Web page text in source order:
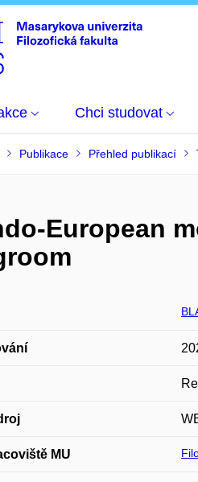
Chci studovat
Publikace Přehled publikací
European
MU